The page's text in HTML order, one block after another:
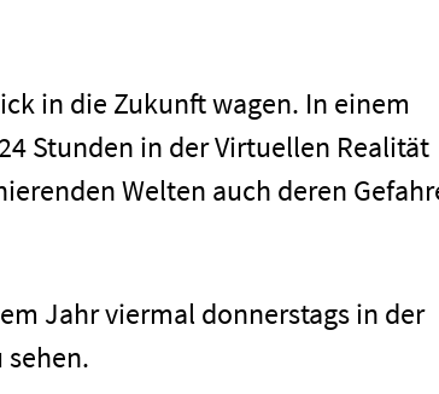
in die Zukunft wagen. In einem
Stunden in der Virtuellen Realität
Welten auch deren
Jahr viermal donnerstags in der